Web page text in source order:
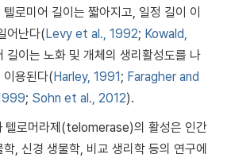
로미어 길이는 짧아지고, 일정 길이 이
어난다(Levy et al., 1992; Kowald,
길이는 노화 및 개체의 생리활성도를 나
이용된다(Harley, 1991; Faragher and
; Sohn et al., 2012).
텔로머라제(telomerase)의 활성은 인간
, 신경 생물학, 비교 생리학 등의 연구에